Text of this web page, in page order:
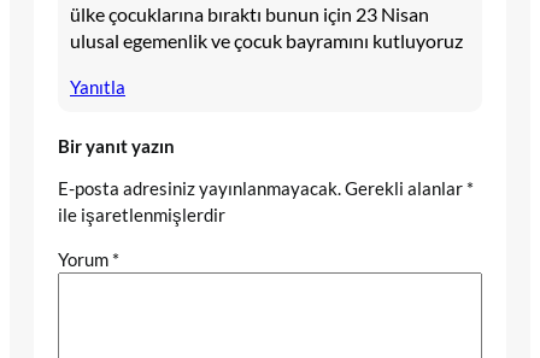
ülke çocuklarına bıraktı bunun için 23 Nisan
ulusal egemenlik ve çocuk bayramını kutluyoruz
Yanıtla
Bir yanıt yazın
E-posta adresiniz yayınlanmayacak.Gerekli alanlar *
ile işaretlenmişlerdir
Yorum *